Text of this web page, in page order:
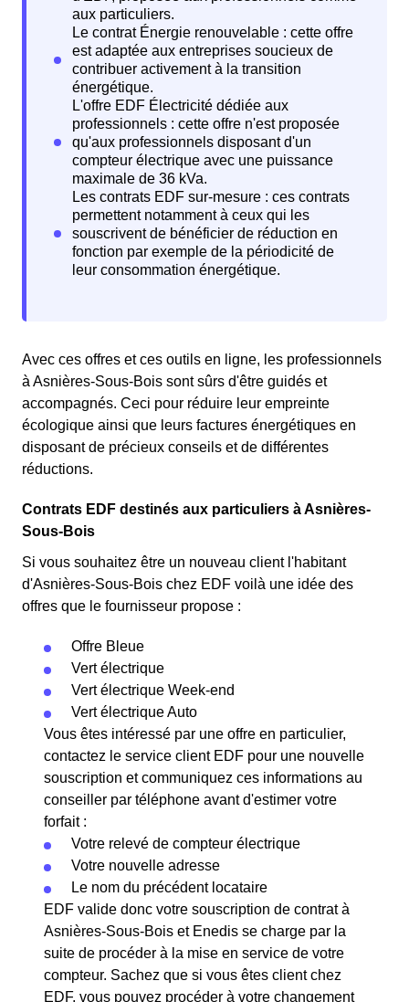
Avec ces offres et ces outils en ligne, les professionnels
à Asnières-Sous-Bois sont sûrs d'être guidés et
accompagnés. Ceci pour réduire leur empreinte
écologique ainsi que leurs factures énergétiques en
disposant de précieux conseils et de différentes
réductions.
Contrats EDF destinés aux particuliers à Asnières-
Sous-Bois
Si vous souhaitez être un nouveau client l'habitant
d'Asnières-Sous-Bois chez EDF voilà une idée des
offres que le fournisseur propose :
Offre Bleue
Vert électrique
Vert électrique Week-end
Vert électrique Auto
Vous êtes intéressé par une offre en particulier,
contactez le service client EDF pour une nouvelle
souscription et communiquez ces informations au
conseiller par téléphone avant d'estimer votre
forfait :
Votre relevé de compteur électrique
Votre nouvelle adresse
Le nom du précédent locataire
EDF valide donc votre souscription de contrat à
Asnières-Sous-Bois et Enedis se charge par la
suite de procéder à la mise en service de votre
compteur. Sachez que si vous êtes client chez
EDF, vous pouvez procéder à votre changement